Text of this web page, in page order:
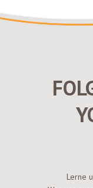
Lerne